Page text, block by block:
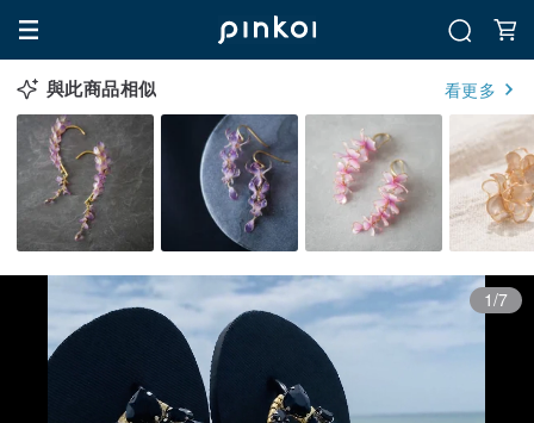
與此商品相似 看更多
1/7